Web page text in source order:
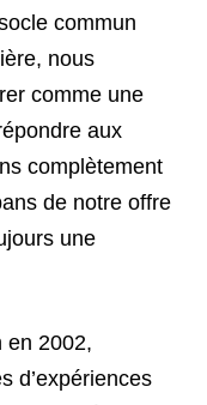
commun
nous
comme une
aux
complètement
de notre offre
une
en 2002,
d’expériences